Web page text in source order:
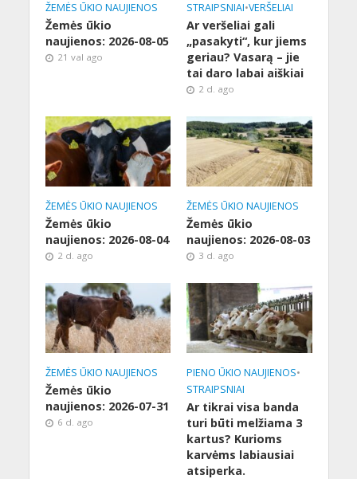
ŽEMĖS ŪKIO NAUJIENOS
Žemės ūkio
naujienos: 2026-08-05
21 val ago
STRAIPSNIAI•VERŠELIAI
Ar veršeliai gali
„pasakyti“, kur jiems
geriau? Vasarą – jie
tai daro labai aiškiai
2 d. ago
ŽEMĖS ŪKIO NAUJIENOS
Žemės ūkio
naujienos: 2026-08-04
2 d. ago
ŽEMĖS ŪKIO NAUJIENOS
Žemės ūkio
naujienos: 2026-08-03
3 d. ago
ŽEMĖS ŪKIO NAUJIENOS
Žemės ūkio
naujienos: 2026-07-31
6 d. ago
PIENO ŪKIO NAUJIENOS•
STRAIPSNIAI
Ar tikrai visa banda
turi būti melžiama 3
kartus? Kurioms
karvėms labiausiai
atsiperka.